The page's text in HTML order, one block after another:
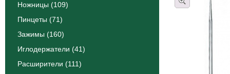
Ножницы (109)
Пинцеты (71)
Зажимы (160)
Иглодержатели (41)
Расширители (111)